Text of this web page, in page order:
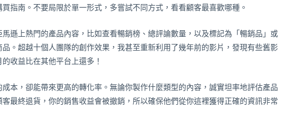
指南。不要局限於單一形式，多嘗試不同方式，看看顧客最喜歡哪種。
遜上熱門的產品內容，比如查看暢銷榜、總評論數量，以及標記為「暢銷品」或
品。超越十個人團隊的創作效果，我甚至重新利用了幾年前的影片，發現有些舊影
收益比在其他平台上還多！
本，卻能帶來更高的轉化率。無論你製作什麼類型的內容，誠實坦率地評估產品
最終退貨，你的銷售收益會被撤銷，所以確保他們從你這裡獲得正確的資訊非常